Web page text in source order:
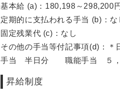
基本給 (a)：180,198～298,200円
定期的に支払われる手当 (b)：な
固定残業代 (c)：なし
その他の手当等付記事項(d)：
手当 半日分 職能手当 ５，
昇給制度